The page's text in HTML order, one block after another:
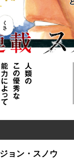
ョン・スノウ